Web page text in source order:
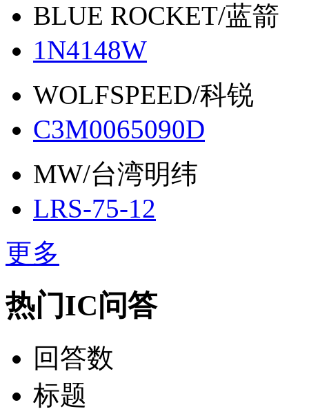
BLUE ROCKET/蓝箭
1N4148W
WOLFSPEED/科锐
C3M0065090D
MW/台湾明纬
LRS-75-12
更多
热门IC问答
回答数
标题